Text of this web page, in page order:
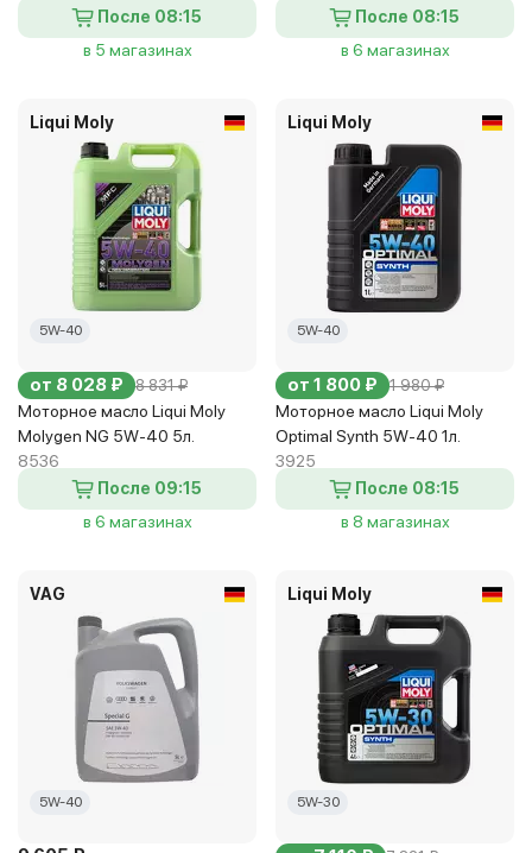
После 08:15
в 5 магазинах
После 08:15
в 6 магазинах
Liqui Moly
5W-40
от 8 028 ₽ 8 831 ₽
Моторное масло Liqui Moly
Molygen NG 5W-40 5л.
8536
После 09:15
в 6 магазинах
Liqui Moly
5W-40
от 1 800 ₽ 1 980 ₽
Моторное масло Liqui Moly
Optimal Synth 5W-40 1л.
3925
После 08:15
в 8 магазинах
VAG
5W-40
Liqui Moly
5W-30